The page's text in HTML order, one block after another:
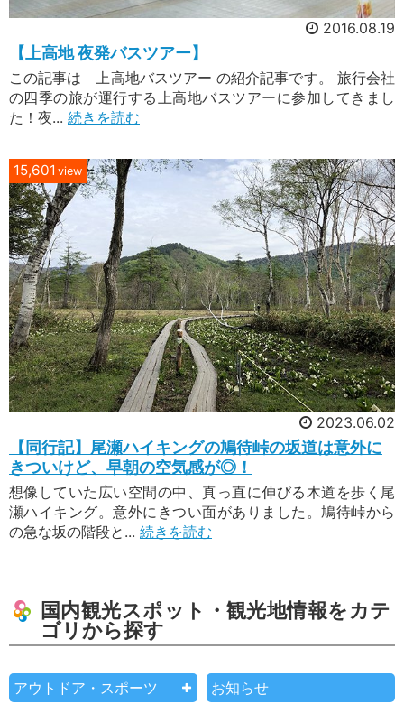
2016.08.19
【上高地 夜発バスツアー】
この記事は 上高地バスツアー の紹介記事です。 旅行会社
の四季の旅が運行する上高地バスツアーに参加してきまし
た！夜... 続きを読む
15,601 view
2023.06.02
【同行記】尾瀬ハイキングの鳩待峠の坂道は意外に
きついけど、早朝の空気感が◎！
想像していた広い空間の中、真っ直に伸びる木道を歩く尾
瀬ハイキング。意外にきつい面がありました。鳩待峠から
の急な坂の階段と... 続きを読む
国内観光スポット・観光地情報をカテ
ゴリから探す
アウトドア・スポーツ お知らせ